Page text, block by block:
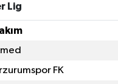
Lig
FK